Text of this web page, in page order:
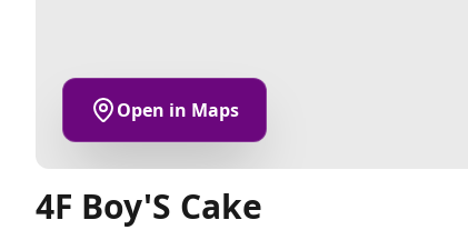
Open in Maps
4F Boy'S Cake